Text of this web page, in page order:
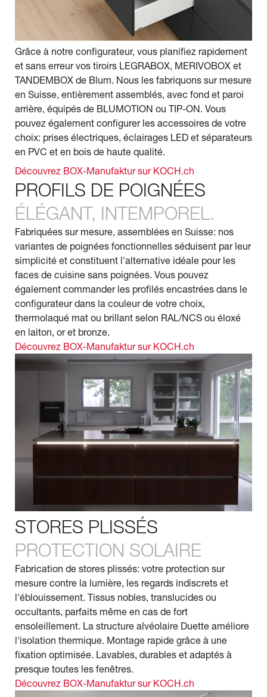
Grâce à notre configurateur, vous planifiez rapidement
et sans erreur vos tiroirs LEGRABOX, MERIVOBOX et
TANDEMBOX de Blum. Nous les fabriquons sur mesure
en Suisse, entièrement assemblés, avec fond et paroi
arrière, équipés de BLUMOTION ou TIP-ON. Vous
pouvez également configurer les accessoires de votre
choix: prises électriques, éclairages LED et séparateurs
en PVC et en bois de haute qualité.
Découvrez BOX-Manufaktur sur KOCH.ch
PROFILS DE POIGNÉES
ÉLÉGANT, INTEMPOREL.
Fabriquées sur mesure, assemblées en Suisse: nos
variantes de poignées fonctionnelles séduisent par leur
simplicité et constituent l'alternative idéale pour les
faces de cuisine sans poignées. Vous pouvez
également commander les profilés encastrées dans le
configurateur dans la couleur de votre choix,
thermolaqué mat ou brillant selon RAL/NCS ou éloxé
en laiton, or et bronze.
Découvrez BOX-Manufaktur sur KOCH.ch
STORES PLISSÉS
PROTECTION SOLAIRE
Fabrication de stores plissés: votre protection sur
mesure contre la lumière, les regards indiscrets et
l'éblouissement. Tissus nobles, translucides ou
occultants, parfaits même en cas de fort
ensoleillement. La structure alvéolaire Duette améliore
l'isolation thermique. Montage rapide grâce à une
fixation optimisée. Lavables, durables et adaptés à
presque toutes les fenêtres.
Découvrez BOX-Manufaktur sur KOCH.ch